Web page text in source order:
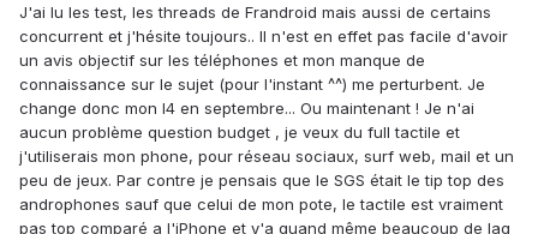
J'ai lu les test, les threads de Frandroid mais aussi de certains
concurrent et j'hésite toujours.. Il n'est en effet pas facile d'avoir
un avis objectif sur les téléphones et mon manque de
connaissance sur le sujet (pour l'instant ^^) me perturbent. Je
change donc mon I4 en septembre... Ou maintenant ! Je n'ai
aucun problème question budget , je veux du full tactile et
j'utiliserais mon phone, pour réseau sociaux, surf web, mail et un
peu de jeux. Par contre je pensais que le SGS était le tip top des
androphones sauf que celui de mon pote, le tactile est vraiment
pas top comparé a l'iPhone et y'a quand même beaucoup de lag